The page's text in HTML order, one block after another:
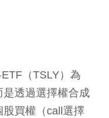
（TSLY）為
透過選擇權合成
買權（call選擇